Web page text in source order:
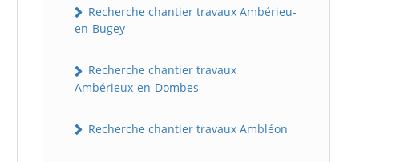
Recherche chantier travaux Ambérieu-
en-Bugey
Recherche chantier travaux
Ambérieux-en-Dombes
Recherche chantier travaux Ambléon